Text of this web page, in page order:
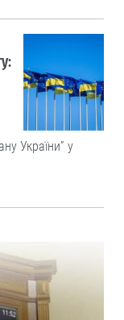
України” у